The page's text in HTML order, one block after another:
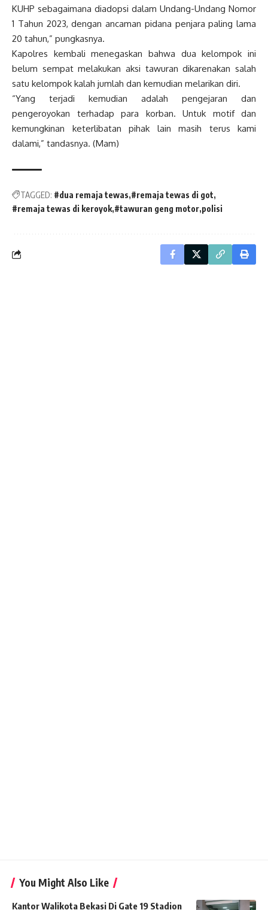
KUHP sebagaimana diadopsi dalam Undang-Undang Nomor
1 Tahun 2023, dengan ancaman pidana penjara paling lama
20 tahun,” pungkasnya.
Kapolres kembali menegaskan bahwa dua kelompok ini
belum sempat melakukan aksi tawuran dikarenakan salah
satu kelompok kalah jumlah dan kemudian melarikan diri.
“Yang terjadi kemudian adalah pengejaran dan
pengeroyokan terhadap para korban. Untuk motif dan
kemungkinan keterlibatan pihak lain masih terus kami
dalami,” tandasnya. (Mam)
TAGGED: #dua remaja tewas #remaja tewas di got
#remaja tewas di keroyok #tawuran geng motor polisi
You Might Also Like
Kantor Walikota Bekasi Di Gate 19 Stadion